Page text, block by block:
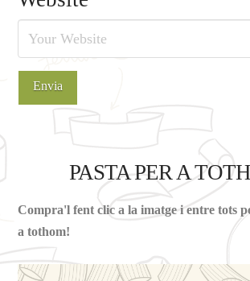
PASTA PER A
Compra'l fent clic a la imatge i entre tots
a tothom!